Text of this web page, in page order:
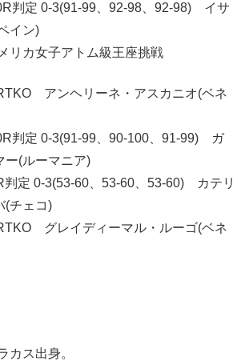
判定 0-3(91-99、92-98、92-98) イサ
イン)
リカ女子アトム級王座挑戦
アンヘリーネ・アスカニオ(ベネ
判定 0-3(91-99、90-100、91-99) ガ
ー(ルーマニア)
定 0-3(53-60、53-60、53-60) カテリ
(チェコ)
グレイディーマル・ルーゴ(ベネ
カス出身。